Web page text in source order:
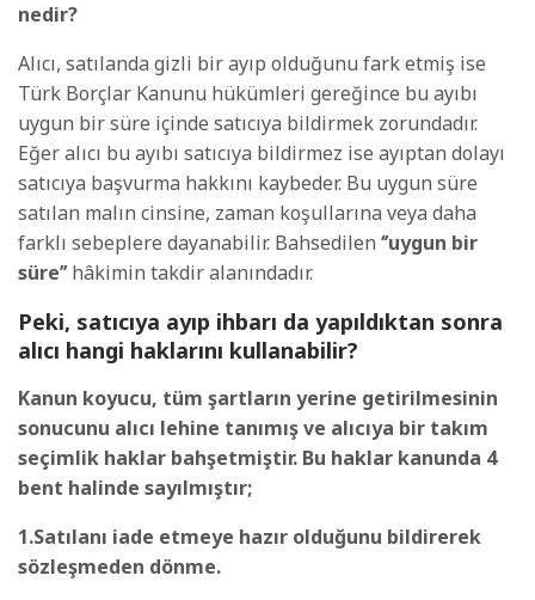
nedir?
Alıcı, satılanda gizli bir ayıp olduğunu fark etmiş ise
Türk Borçlar Kanunu hükümleri gereğince bu ayıbı
uygun bir süre içinde satıcıya bildirmek zorundadır.
Eğer alıcı bu ayıbı satıcıya bildirmez ise ayıptan dolayı
satıcıya başvurma hakkını kaybeder. Bu uygun süre
satılan malın cinsine, zaman koşullarına veya daha
farklı sebeplere dayanabilir. Bahsedilen ‘’uygun bir
süre’’hâkimin takdir alanındadır.
Peki, satıcıya ayıp ihbarı da yapıldıktan sonra
alıcı hangi haklarını kullanabilir?
Kanun koyucu, tüm şartların yerine getirilmesinin
sonucunu alıcı lehine tanımış ve alıcıya bir takım
seçimlik haklar bahşetmiştir. Bu haklar kanunda 4
bent halinde sayılmıştır;
1.Satılanı iade etmeye hazır olduğunu bildirerek
sözleşmeden dönme.